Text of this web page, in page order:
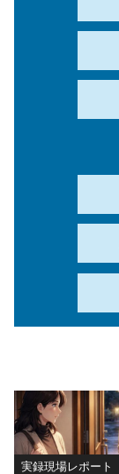
実録現場レポート